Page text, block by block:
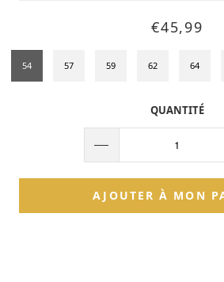
€45,99
54 57 59 62 64
QUANTITÉ
AJOUTER À MON